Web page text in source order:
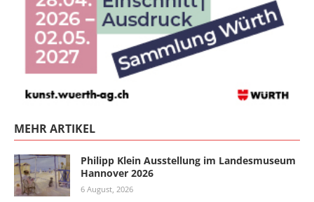
MEHR ARTIKEL
Philipp Klein Ausstellung im Landesmuseum
Hannover 2026
6 August, 2026